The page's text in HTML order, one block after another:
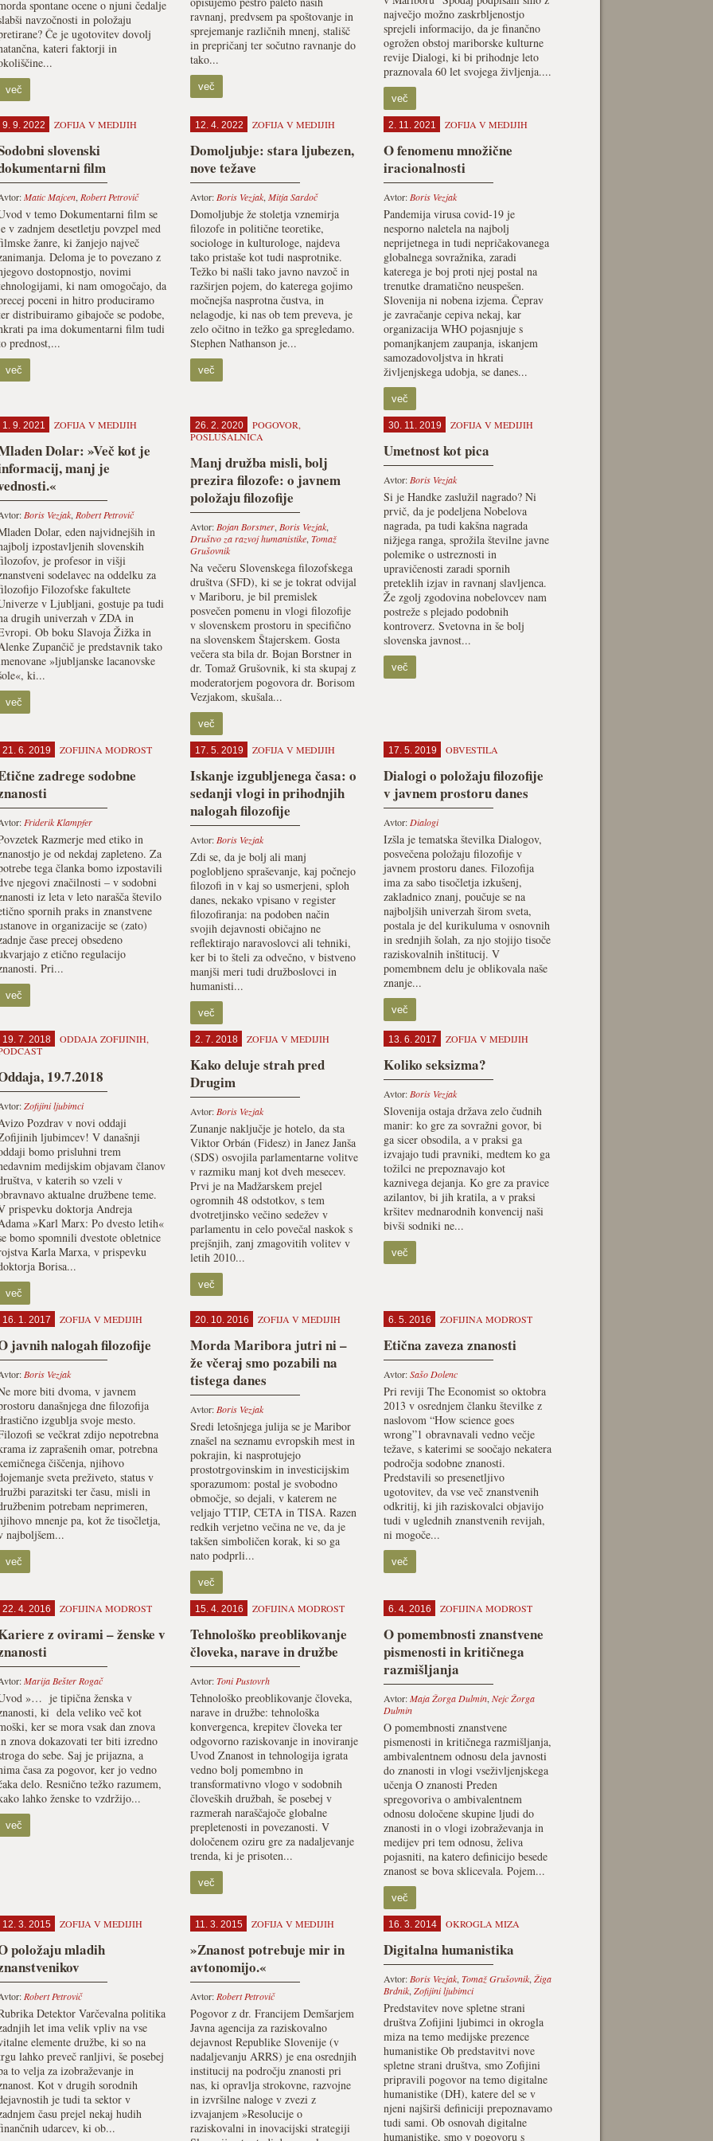
spontane ocene o njuni čedalje
navzočnosti in položaju
Če je ugotovitev dovolj
kateri faktorji in
več
ravnanj, predvsem pa spoštovanje in
sprejemanje različnih mnenj, stališč
in prepričanj ter sočutno ravnanje do
tako...
več
največjo možno zaskrbljenostjo
sprejeli informacijo, da je finančno
ogrožen obstoj mariborske kulturne
revije Dialogi, ki bi prihodnje leto
praznovala 60 let svojega življenja....
več
9. 9. 2022 ZOFIJA V MEDIJIH
slovenski
film
Matic Majcen, Robert Petrovič
v temo Dokumentarni film se
v zadnjem desetletju povzpel med
žanre, ki žanjejo največ
Deloma je to povezano z
dostopnostjo, novimi
ki nam omogočajo, da
poceni in hitro produciramo
distribuiramo gibajoče se podobe,
pa ima dokumentarni film tudi
prednost,...
več
12. 4. 2022 ZOFIJA V MEDIJIH
Domoljubje: stara ljubezen,
nove težave
Avtor: Boris Vezjak, Mitja Sardoč
Domoljubje že stoletja vznemirja
filozofe in politične teoretike,
sociologe in kulturologe, najdeva
tako pristaše kot tudi nasprotnike.
Težko bi našli tako javno navzoč in
razširjen pojem, do katerega gojimo
močnejša nasprotna čustva, in
nelagodje, ki nas ob tem preveva, je
zelo očitno in težko ga spregledamo.
Stephen Nathanson je...
več
2. 11. 2021 ZOFIJA V MEDIJIH
O fenomenu množične
iracionalnosti
Avtor: Boris Vezjak
Pandemija virusa covid-19 je
nesporno naletela na najbolj
neprijetnega in tudi nepričakovanega
globalnega sovražnika, zaradi
katerega je boj proti njej postal na
trenutke dramatično neuspešen.
Slovenija ni nobena izjema. Čeprav
je zavračanje cepiva nekaj, kar
organizacija WHO pojasnjuje s
pomanjkanjem zaupanja, iskanjem
samozadovoljstva in hkrati
življenjskega udobja, se danes...
več
1. 9. 2021 ZOFIJA V MEDIJIH
Dolar: »Več kot je
manj je
Boris Vezjak, Robert Petrovič
Dolar, eden najvidnejših in
izpostavljenih slovenskih
je profesor in višji
sodelavec na oddelku za
Filozofske fakultete
v Ljubljani, gostuje pa tudi
drugih univerzah v ZDA in
Ob boku Slavoja Žižka in
Zupančič je predstavnik tako
»ljubljanske lacanovske
ki...
več
26. 2. 2020 POGOVOR,
POSLUŠALNICA
Manj družba misli, bolj
prezira filozofe: o javnem
položaju filozofije
Avtor: Bojan Borstner, Boris Vezjak,
Društvo za razvoj humanistike, Tomaž
Grušovnik
Na večeru Slovenskega filozofskega
društva (SFD), ki se je tokrat odvijal
v Mariboru, je bil premislek
posvečen pomenu in vlogi filozofije
v slovenskem prostoru in specifično
na slovenskem Štajerskem. Gosta
večera sta bila dr. Bojan Borstner in
dr. Tomaž Grušovnik, ki sta skupaj z
moderatorjem pogovora dr. Borisom
Vezjakom, skušala...
več
30. 11. 2019 ZOFIJA V MEDIJIH
Umetnost kot pica
Avtor: Boris Vezjak
Si je Handke zaslužil nagrado? Ni
prvič, da je podeljena Nobelova
nagrada, pa tudi kakšna nagrada
nižjega ranga, sprožila številne javne
polemike o ustreznosti in
upravičenosti zaradi spornih
preteklih izjav in ravnanj slavljenca.
Že zgolj zgodovina nobelovcev nam
postreže s plejado podobnih
kontroverz. Svetovna in še bolj
slovenska javnost...
več
21. 6. 2019 ZOFIJINA MODROST
zadrege sodobne
Friderik Klampfer
Razmerje med etiko in
je od nekdaj zapleteno. Za
tega članka bomo izpostavili
njegovi značilnosti – v sodobni
iz leta v leto narašča število
spornih praks in znanstvene
in organizacije se (zato)
čase precej obsedeno
z etično regulacijo
Pri...
več
17. 5. 2019 ZOFIJA V MEDIJIH
Iskanje izgubljenega časa: o
sedanji vlogi in prihodnjih
nalogah filozofije
Avtor: Boris Vezjak
Zdi se, da je bolj ali manj
poglobljeno spraševanje, kaj počnejo
filozofi in v kaj so usmerjeni, sploh
danes, nekako vpisano v register
filozofiranja: na podoben način
svojih dejavnosti običajno ne
reflektirajo naravoslovci ali tehniki,
ker bi to šteli za odvečno, v bistveno
manjši meri tudi družboslovci in
humanisti...
več
17. 5. 2019 OBVESTILA
Dialogi o položaju filozofije
v javnem prostoru danes
Avtor: Dialogi
Izšla je tematska številka Dialogov,
posvečena položaju filozofije v
javnem prostoru danes. Filozofija
ima za sabo tisočletja izkušenj,
zakladnico znanj, poučuje se na
najboljših univerzah širom sveta,
postala je del kurikuluma v osnovnih
in srednjih šolah, za njo stojijo tisoče
raziskovalnih inštitucij. V
pomembnem delu je oblikovala naše
znanje...
več
19. 7. 2018 ODDAJA ZOFIJINIH,
19.7.2018
Zofijini ljubimci
Pozdrav v novi oddaji
ljubimcev! V današnji
bomo prisluhni trem
medijskim objavam članov
v katerih so vzeli v
aktualne družbene teme.
prispevku doktorja Andreja
»Karl Marx: Po dvesto letih«
bomo spomnili dvestote obletnice
Karla Marxa, v prispevku
Borisa...
več
2. 7. 2018 ZOFIJA V MEDIJIH
Kako deluje strah pred
Drugim
Avtor: Boris Vezjak
Zunanje naključje je hotelo, da sta
Viktor Orbán (Fidesz) in Janez Janša
(SDS) osvojila parlamentarne volitve
v razmiku manj kot dveh mesecev.
Prvi je na Madžarskem prejel
ogromnih 48 odstotkov, s tem
dvotretjinsko večino sedežev v
parlamentu in celo povečal naskok s
prejšnjih, zanj zmagovitih volitev v
letih 2010...
več
13. 6. 2017 ZOFIJA V MEDIJIH
Koliko seksizma?
Avtor: Boris Vezjak
Slovenija ostaja država zelo čudnih
manir: ko gre za sovražni govor, bi
ga sicer obsodila, a v praksi ga
izvajajo tudi pravniki, medtem ko ga
tožilci ne prepoznavajo kot
kaznivega dejanja. Ko gre za pravice
azilantov, bi jih kratila, a v praksi
kršitev mednarodnih konvencij naši
bivši sodniki ne...
več
16. 1. 2017 ZOFIJA V MEDIJIH
javnih nalogah filozofije
Boris Vezjak
more biti dvoma, v javnem
današnjega dne filozofija
izgublja svoje mesto.
se večkrat zdijo nepotrebna
iz zaprašenih omar, potrebna
čiščenja, njihovo
sveta preživeto, status v
parazitski ter času, misli in
potrebam neprimeren,
mnenje pa, kot že tisočletja,
najboljšem...
več
20. 10. 2016 ZOFIJA V MEDIJIH
Morda Maribora jutri ni –
že včeraj smo pozabili na
tistega danes
Avtor: Boris Vezjak
Sredi letošnjega julija se je Maribor
znašel na seznamu evropskih mest in
pokrajin, ki nasprotujejo
prostotrgovinskim in investicijskim
sporazumom: postal je svobodno
območje, so dejali, v katerem ne
veljajo TTIP, CETA in TISA. Razen
redkih verjetno večina ne ve, da je
takšen simboličen korak, ki so ga
nato podprli...
več
6. 5. 2016 ZOFIJINA MODROST
Etična zaveza znanosti
Avtor:Sašo Dolenc
Pri reviji The Economist so oktobra
2013 v osrednjem članku številke z
naslovom “How science goes
wrong”1 obravnavali vedno večje
težave, s katerimi se soočajo nekatera
področja sodobne znanosti.
Predstavili so presenetljivo
ugotovitev, da vse več znanstvenih
odkritij, ki jih raziskovalci objavijo
tudi v uglednih znanstvenih revijah,
ni mogoče...
več
22. 4. 2016 ZOFIJINA MODROST
z ovirami – ženske v
Marija Bešter Rogač
»… je tipična ženska v
ki dela veliko več kot
ker se mora vsak dan znova
znova dokazovati ter biti izredno
do sebe. Saj je prijazna, a
časa za pogovor, ker jo vedno
delo. Resnično težko razumem,
lahko ženske to vzdržijo...
več
15. 4. 2016 ZOFIJINA MODROST
Tehnološko preoblikovanje
človeka, narave in družbe
Avtor:Toni Pustovrh
Tehnološko preoblikovanje človeka,
narave in družbe: tehnološka
konvergenca, krepitev človeka ter
odgovorno raziskovanje in inoviranje
Uvod Znanost in tehnologija igrata
vedno bolj pomembno in
transformativno vlogo v sodobnih
človeških družbah, še posebej v
razmerah naraščajoče globalne
prepletenosti in povezanosti. V
določenem oziru gre za nadaljevanje
trenda, ki je prisoten...
več
6. 4. 2016 ZOFIJINA MODROST
O pomembnosti znanstvene
pismenosti in kritičnega
razmišljanja
Avtor:Maja Žorga Dulmin, Nejc Žorga
Dulmin
O pomembnosti znanstvene
pismenosti in kritičnega razmišljanja,
ambivalentnem odnosu dela javnosti
do znanosti in vlogi vseživljenjskega
učenja O znanosti Preden
spregovoriva o ambivalentnem
odnosu določene skupine ljudi do
znanosti in o vlogi izobraževanja in
medijev pri tem odnosu, želiva
pojasniti, na katero definicijo besede
znanost se bova sklicevala. Pojem...
več
12. 3. 2015 ZOFIJA V MEDIJIH
položaju mladih
Robert Petrovič
Detektor Varčevalna politika
let ima velik vpliv na vse
elemente družbe, ki so na
lahko preveč ranljivi, še posebej
to velja za izobraževanje in
Kot v drugih sorodnih
je tudi ta sektor v
času prejel nekaj hudih
udarcev, ki ob...
11. 3. 2015 ZOFIJA V MEDIJIH
»Znanost potrebuje mir in
avtonomijo.«
Avtor: Robert Petrovič
Pogovor z dr. Francijem Demšarjem
Javna agencija za raziskovalno
dejavnost Republike Slovenije (v
nadaljevanju ARRS) je ena osrednjih
institucij na področju znanosti pri
nas, ki opravlja strokovne, razvojne
in izvršilne naloge v zvezi z
izvajanjem »Resolucije o
raziskovalni in inovacijski strategiji
16. 3. 2014 OKROGLA MIZA
Digitalna humanistika
Avtor: Boris Vezjak, Tomaž Grušovnik, Žiga
Brdnik, Zofijini ljubimci
Predstavitev nove spletne strani
društva Zofijini ljubimci in okrogla
miza na temo medijske prezence
humanistike Ob predstavitvi nove
spletne strani društva, smo Zofijini
pripravili pogovor na temo digitalne
humanistike (DH), katere del se v
njeni najširši definiciji prepoznavamo
tudi sami. Ob osnovah digitalne
humanistike, smo v pogovoru s